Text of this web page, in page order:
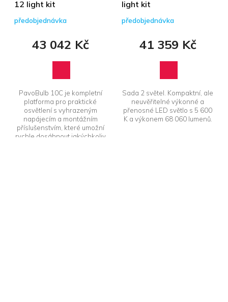
12 light kit
předobjednávka
43 042 Kč
PavoBulb 10C je kompletní
platforma pro praktické
osvětlení s vyhrazeným
napájecím a montážním
příslušenstvím, které umožní
rychle dosáhnout jakýchkoliv
light kit
předobjednávka
41 359 Kč
Sada 2 světel. Kompaktní, ale
neuvěřitelné výkonné a
přenosné LED světlo s 5 600
K a výkonem 68 060 lumenů.